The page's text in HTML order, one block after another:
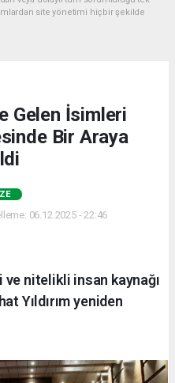
site yönetimi hiçbir şekilde
Gelen İsimleri
Bir Araya
06.12.2025 - 22:46
nitelikli insan kaynağı
Yıldırım yeniden